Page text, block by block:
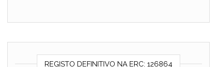
REGISTO DEFINITIVO NA ERC: 126864